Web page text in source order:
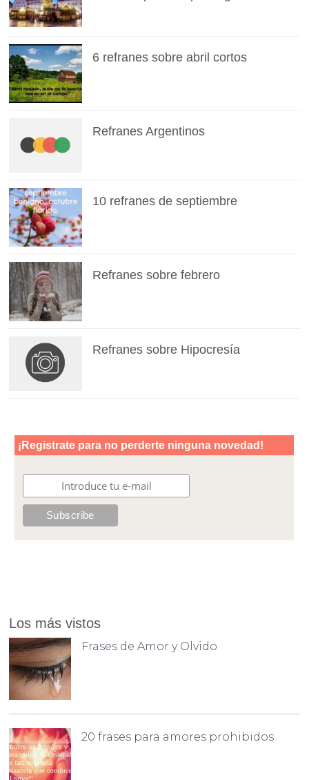
6 refranes sobre abril cortos
Refranes Argentinos
10 refranes de septiembre
Refranes sobre febrero
Refranes sobre Hipocresía
Los más vistos
Frases de Amor y Olvido
20 frases para amores prohibidos